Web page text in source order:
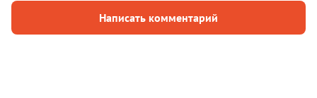
Написать комментарий